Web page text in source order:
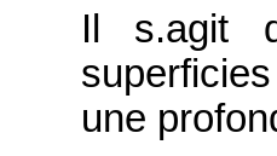
Il s.agit
une